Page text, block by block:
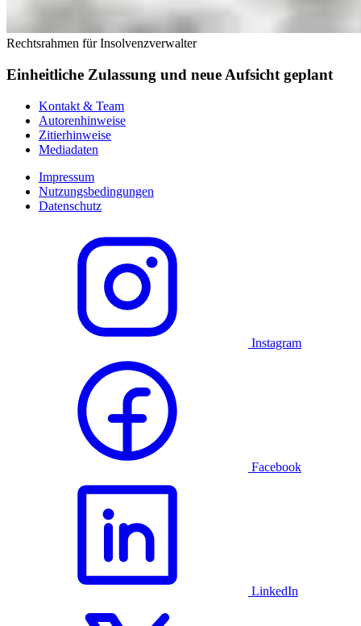
Rechtsrahmen für Insolvenzverwalter
Einheitliche Zulassung und neue Aufsicht geplant
Kontakt & Team
Autorenhinweise
Zitierhinweise
Mediadaten
Impressum
Nutzungsbedingungen
Datenschutz
Instagram
Facebook
LinkedIn